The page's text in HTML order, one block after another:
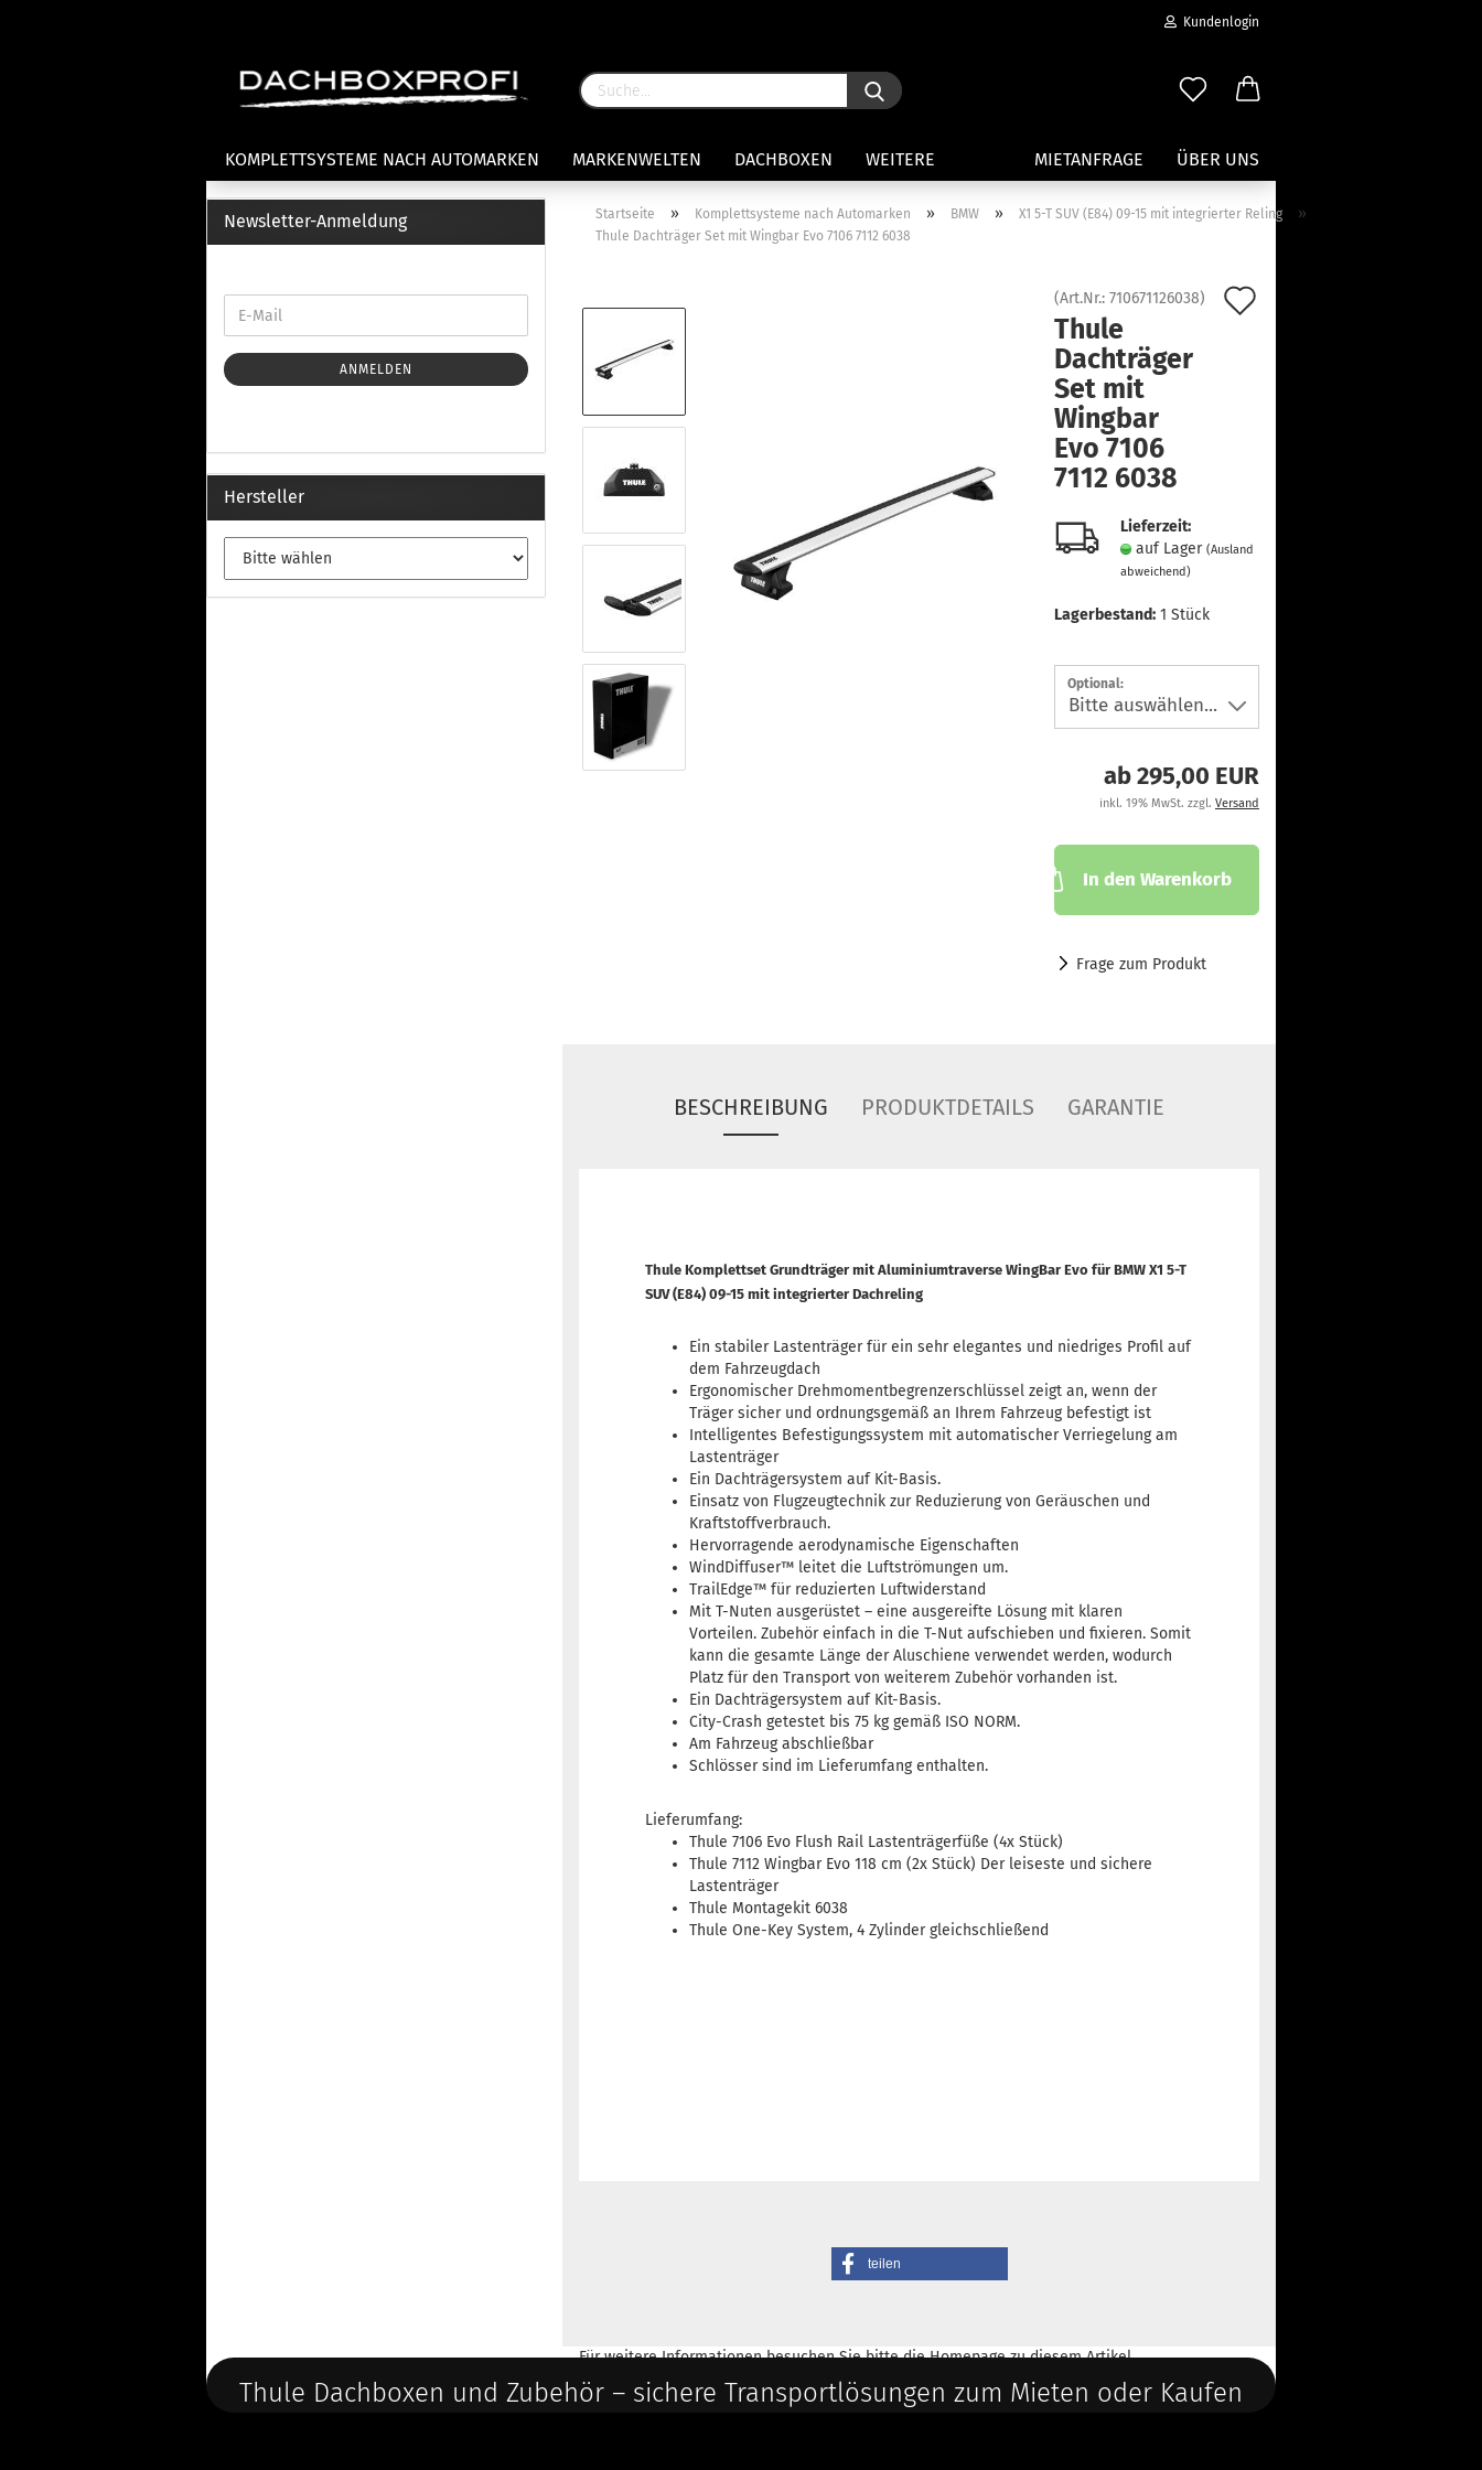
Kundenlogin
Passwort vergessen?
KOMPLETTSYSTEME NACH AUTOMARKEN MARKENWELTEN DACHBOXEN MIETANFRAGE ÜBER UNS
WEITERE
Heckklappenfahrradträger
Anhängekupplungsträger
E-Bike Fahrradträger
Universaltträger Reling
Thule Montagekits 50.. für 7105
normalen Dach
Thule Montagekits 40.. für 753
Fußsatz Fahrzeuge mit
integrierter Reling
Thule Montagekits 60.. für 7106
Fußsatz Fahrzeuge mit
Kajak und Kanuträger
Träger für Surfbretter
Zubehör für Wassersportträger
Startseite » Komplettsysteme nach Automarken » BMW » X1 5-T SUV (E84) 09-15 mit integrierter Reling »
Thule Dachträger Set mit Wingbar Evo 7106 7112 6038
(Art.Nr.:710671126038)
Thule
Dachträger
Set mit
Wingbar
Evo 7106
7112 6038
Lieferzeit:
auf Lager(Ausland
abweichend)
Lagerbestand: 1Stück
Optional:
ab 295,00 EUR
inkl. 19% MwSt. zzgl. Versand
In den Warenkorb
Frage zum Produkt
BESCHREIBUNG PRODUKTDETAILS GARANTIE
Thule Komplettset Grundträger mit Aluminiumtraverse WingBar Evo für BMW X1 5-T
SUV (E84) 09-15 mit integrierter Dachreling
Ein stabiler Lastenträger für ein sehr elegantes und niedriges Profil auf
dem Fahrzeugdach
Ergonomischer Drehmomentbegrenzerschlüssel zeigt an, wenn der
Träger sicher und ordnungsgemäß an Ihrem Fahrzeug befestigt ist
Intelligentes Befestigungssystem mit automatischer Verriegelung am
Lastenträger
Ein Dachträgersystem auf Kit-Basis.
Einsatz von Flugzeugtechnik zur Reduzierung von Geräuschen und
Kraftstoffverbrauch.
Hervorragende aerodynamische Eigenschaften
WindDiffuser™ leitet die Luftströmungen um.
TrailEdge™ für reduzierten Luftwiderstand
Mit T-Nuten ausgerüstet – eine ausgereifte Lösung mit klaren
Vorteilen. Zubehör einfach in die T-Nut aufschieben und fixieren. Somit
kann die gesamte Länge der Aluschiene verwendet werden, wodurch
Platz für den Transport von weiterem Zubehör vorhanden ist.
Ein Dachträgersystem auf Kit-Basis.
City-Crash getestet bis 75 kg gemäß ISO NORM.
Am Fahrzeug abschließbar
Schlösser sind im Lieferumfang enthalten.
Lieferumfang:
Thule 7106 Evo Flush Rail Lastenträgerfüße (4x Stück)
Thule 7112 Wingbar Evo 118 cm (2x Stück) Der leiseste und sichere
Lastenträger
Thule Montagekit 6038
Thule One-Key System, 4 Zylinder gleichschließend
teilen
Für weitere Informationen besuchen Sie bitte dieHomepagezu diesem Artikel.
Newsletter-Anmeldung
ANMELDEN
Hersteller
Thule Dachboxen und Zubehör – sichere Transportlösungen zum Mieten oder Kaufen